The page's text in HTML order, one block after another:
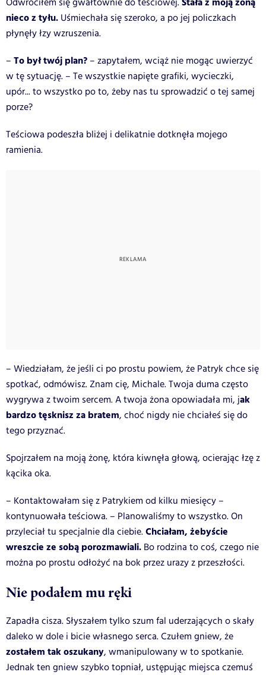
nieco z tyłu. Uśmiechała się szeroko, a po jej policzkach
płynęły łzy wzruszenia.
– To był twój plan? – zapytałem, wciąż nie mogąc uwierzyć
w tę sytuację. – Te wszystkie napięte grafiki, wycieczki,
upór... to wszystko po to, żeby nas tu sprowadzić o tej samej
porze?
Teściowa podeszła bliżej i delikatnie dotknęła mojego
ramienia.
– Wiedziałam, że jeśli ci po prostu powiem, że Patryk chce się
spotkać, odmówisz. Znam cię, Michale. Twoja duma często
wygrywa z twoim sercem. A twoja żona opowiadała mi, jak
bardzo tęsknisz za bratem, choć nigdy nie chciałeś się do
tego przyznać.
Spojrzałem na moją żonę, która kiwnęła głową, ocierając łzę z
kącika oka.
– Kontaktowałam się z Patrykiem od kilku miesięcy –
kontynuowała teściowa. – Planowaliśmy to wszystko. On
przyleciał tu specjalnie dla ciebie.Chciałam, żebyście
wreszcie ze sobą porozmawiali. Bo rodzina to coś, czego nie
można po prostu odłożyć na bok przez urazy z przeszłości.
Nie podałem mu ręki
Zapadła cisza. Słyszałem tylko szum fal uderzających o skały
daleko w dole i bicie własnego serca. Czułem gniew, że
zostałem tak oszukany, wmanipulowany w to spotkanie.
Jednak ten gniew szybko topniał, ustępując miejsca czemuś